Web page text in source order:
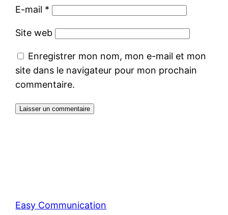
E-mail *
Site web
Enregistrer mon nom, mon e-mail et mon
site dans le navigateur pour mon prochain
commentaire.
Easy Communication